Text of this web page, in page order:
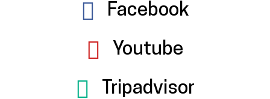
Facebook
Youtube
Tripadvisor